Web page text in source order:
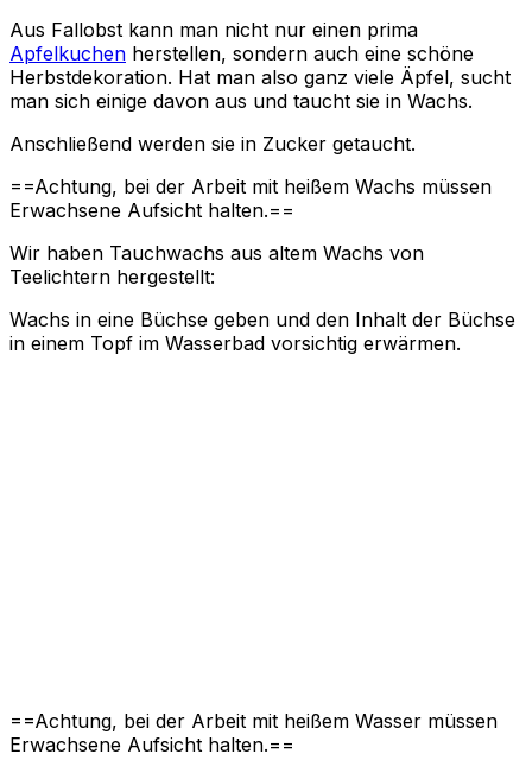
Aus Fallobst kann man nicht nur einen prima
Apfelkuchen herstellen, sondern auch eine schöne
Herbstdekoration. Hat man also ganz viele Äpfel, sucht
man sich einige davon aus und taucht sie in Wachs.
Anschließend werden sie in Zucker getaucht.
==Achtung, bei der Arbeit mit heißem Wachs müssen
Erwachsene Aufsicht halten.==
Wir haben Tauchwachs aus altem Wachs von
Teelichtern hergestellt:
Wachs in eine Büchse geben und den Inhalt der Büchse
in einem Topf im Wasserbad vorsichtig erwärmen.
==Achtung, bei der Arbeit mit heißem Wasser müssen
Erwachsene Aufsicht halten.==